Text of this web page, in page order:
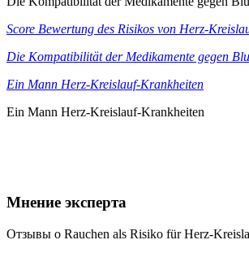
Score Bewertung des Risikos von Herz-
Die Kompatibilität der Medikamente gegen
Ein Mann Herz-Kreislauf-Krankheiten
Ein Mann Herz-Kreislauf-Krankheiten
Мнение эксперта
Отзывы о Rauchen als Risiko für Herz-